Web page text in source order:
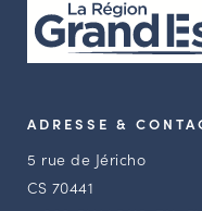
ADRESSE &
5 rue de Jéricho
CS 70441